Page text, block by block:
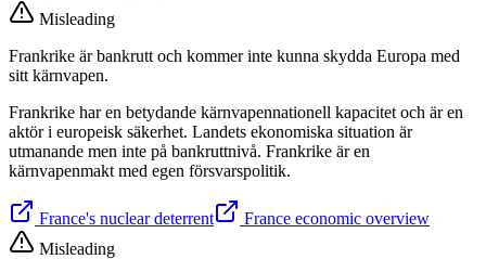
Misleading
Frankrike är bankrutt och kommer inte kunna skydda Europa med
sitt kärnvapen.
Frankrike har en betydande kärnvapennationell kapacitet och är en
aktör i europeisk säkerhet. Landets ekonomiska situation är
utmanande men inte på bankruttnivå. Frankrike är en
kärnvapenmakt med egen försvarspolitik.
France's nuclear deterrent
France economic overview
Misleading